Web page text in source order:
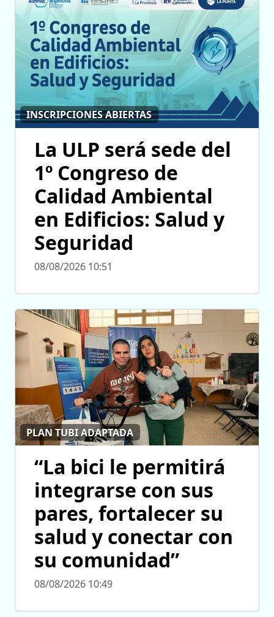
INSCRIPCIONES ABIERTAS
La ULP será sede del
1º Congreso de
Calidad Ambiental
en Edificios: Salud y
Seguridad
08/08/2026 10:51
PLAN TUBI ADAPTADA
“La bici le permitirá
integrarse con sus
pares, fortalecer su
salud y conectar con
su comunidad”
08/08/2026 10:49